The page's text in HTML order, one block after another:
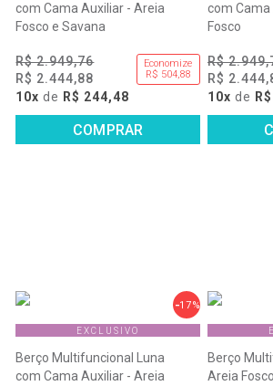
com Cama Auxiliar - Areia
Fosco e Savana
R$ 2.949,76
R$ 2.444,88
Economize
R$ 504,88
10x de R$ 244,48
COMPRAR
com Cama
Fosco
R$
R$
10x de
17%
EXCLUSIVO
Berço Multifuncional Luna
com Cama Auxiliar - Areia
Berço
Areia Fosco